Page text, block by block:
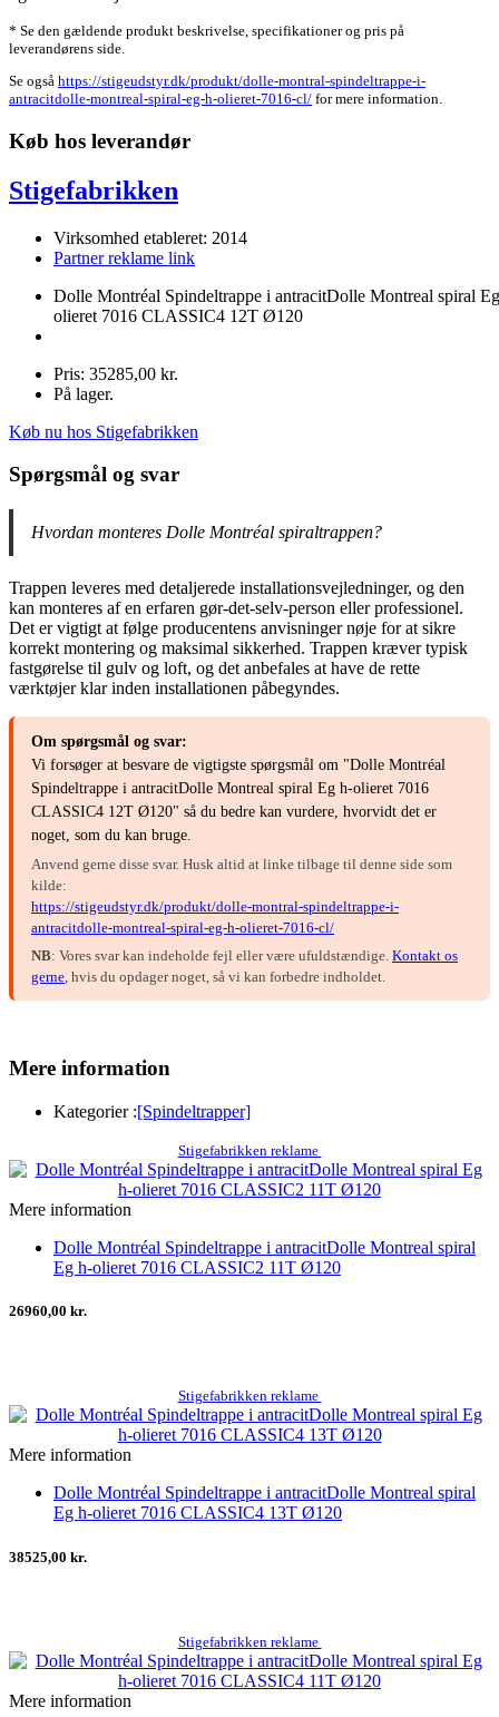
* Se den gældende produkt beskrivelse, specifikationer og pris på
leverandørens side.
Se også https://stigeudstyr.dk/produkt/dolle-montral-spindeltrappe-i-
antracitdolle-montreal-spiral-eg-h-olieret-7016-cl/ for mere information.
Køb hos leverandør
Stigefabrikken
Virksomhed etableret: 2014
Partner reklame link
Dolle Montréal Spindeltrappe i antracitDolle Montreal spiral
olieret 7016 CLASSIC4 12T Ø120
Pris: 35285,00 kr.
På lager.
Køb nu hos Stigefabrikken
Spørgsmål og svar
Hvordan monteres Dolle Montréal spiraltrappen?
Trappen leveres med detaljerede installationsvejledninger, og den
kan monteres af en erfaren gør-det-selv-person eller professionel.
Det er vigtigt at følge producentens anvisninger nøje for at sikre
korrekt montering og maksimal sikkerhed. Trappen kræver typisk
fastgørelse til gulv og loft, og det anbefales at have de rette
værktøjer klar inden installationen påbegyndes.
Om spørgsmål og svar:
Vi forsøger at besvare de vigtigste spørgsmål om "Dolle Montréal
Spindeltrappe i antracitDolle Montreal spiral Eg h-olieret 7016
CLASSIC4 12T Ø120" så du bedre kan vurdere, hvorvidt det er
noget, som du kan bruge.
Anvend gerne disse svar. Husk altid at linke tilbage til denne side som
kilde:
https://stigeudstyr.dk/produkt/dolle-montral-spindeltrappe-i-
antracitdolle-montreal-spiral-eg-h-olieret-7016-cl/
NB: Vores svar kan indeholde fejl eller være ufuldstændige. Kontakt os
gerne, hvis du opdager noget, så vi kan forbedre indholdet.
Mere information
Kategorier :[Spindeltrapper]
Stigefabrikken reklame
Mere information
Dolle Montréal Spindeltrappe i antracitDolle Montreal spiral
Eg h-olieret 7016 CLASSIC2 11T Ø120
26960,00 kr.
Stigefabrikken reklame
Mere information
Dolle Montréal Spindeltrappe i antracitDolle Montreal spiral
Eg h-olieret 7016 CLASSIC4 13T Ø120
38525,00 kr.
Stigefabrikken reklame
Mere information